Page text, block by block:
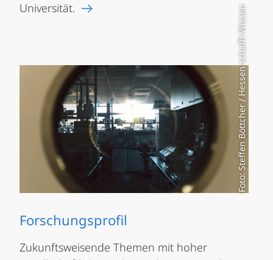
Universität.
Foto: Steffen Böttcher / Hessen schafft Wissen
Forschungsprofil
Zukunftsweisende Themen mit hoher